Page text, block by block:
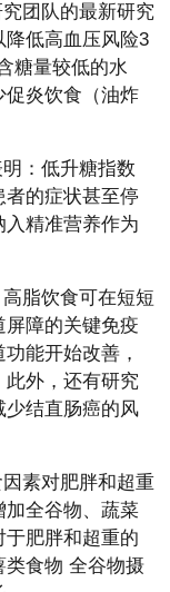
团队的最新研究
低高血压风险3
糖量较低的水
促炎饮食（油炸
：低升糖指数
者的症状甚至停
精准营养作为
脂饮食可在短短
屏障的关键免疫
能开始改善，
此外，还有研究
少结直肠癌的风
素对肥胖和超重
加全谷物、蔬菜
肥胖和超重的
类食物 全谷物摄